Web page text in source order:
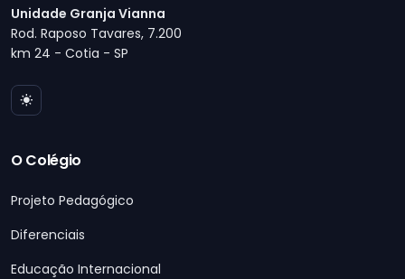
Unidade Granja Vianna
Rod. Raposo Tavares, 7.200
km 24 - Cotia - SP
O Colégio
Projeto Pedagógico
Diferenciais
Educação Internacional